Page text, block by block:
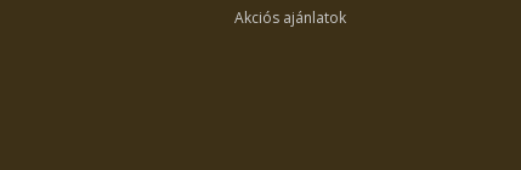
Akciós ajánlatok